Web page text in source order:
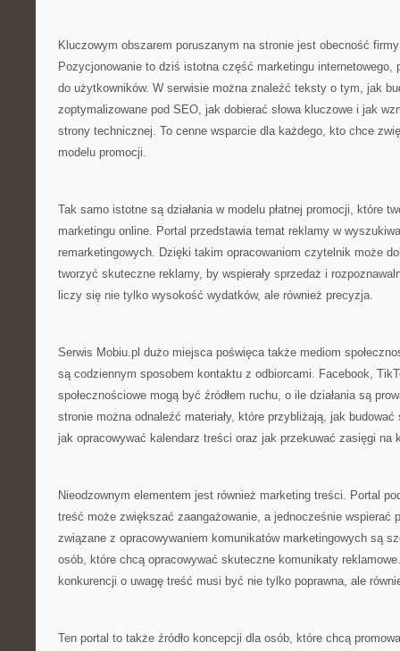
Kluczowym obszarem poruszanym na stronie jest obecność
Pozycjonowanie to dziś istotna część marketingu internetowego,
do użytkowników. W serwisie można znaleźć teksty o tym, jak
zoptymalizowane pod SEO, jak dobierać słowa kluczowe i jak
strony technicznej. To cenne wsparcie dla każdego, kto chce
modelu promocji.
Tak samo istotne są działania w modelu płatnej promocji, które
marketingu online. Portal przedstawia temat reklamy w
remarketingowych. Dzięki takim opracowaniom czytelnik może
tworzyć skuteczne reklamy, by wspierały sprzedaż i
liczy się nie tylko wysokość wydatków, ale również precyzja.
Serwis Mobiu.pl dużo miejsca poświęca także mediom
są codziennym sposobem kontaktu z odbiorcami. Facebook,
społecznościowe mogą być źródłem ruchu, o ile działania są
stronie można odnaleźć materiały, które przybliżają, jak budować
jak opracowywać kalendarz treści oraz jak przekuwać zasięgi na
Nieodzownym elementem jest również marketing treści. Portal
treść może zwiększać zaangażowanie, a jednocześnie wspierać
związane z opracowywaniem komunikatów marketingowych są
osób, które chcą opracowywać skuteczne komunikaty
konkurencji o uwagę treść musi być nie tylko poprawna, ale
Ten portal to także źródło koncepcji dla osób, które chcą